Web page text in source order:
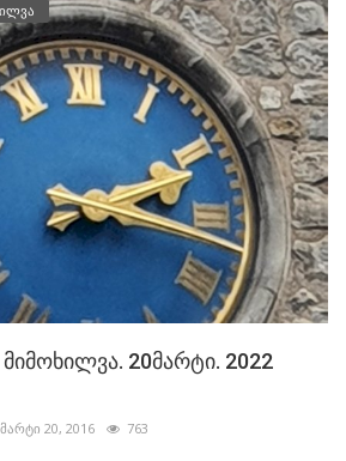
20მარტი. 2022
მარტი 20, 2016 763